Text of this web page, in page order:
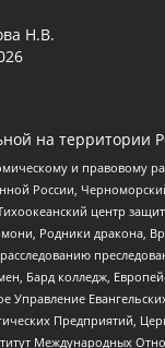
Н.В.
на территории
и правовому
России,
центр
Родники дракона,
Бард колледж,
Предприятий,
Международных